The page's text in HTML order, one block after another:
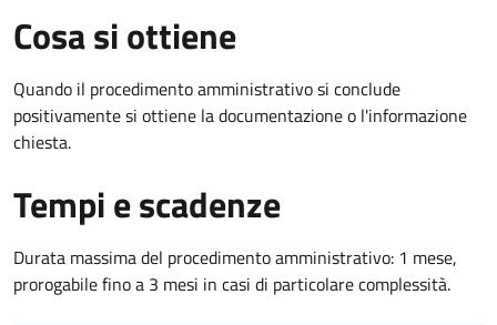
Cosa si ottiene
Quando il procedimento amministrativo si conclude
positivamente si ottiene la documentazione o l'informazione
chiesta.
Tempi e scadenze
Durata massima del procedimento amministrativo: 1 mese,
prorogabile fino a 3 mesi in casi di particolare complessità.